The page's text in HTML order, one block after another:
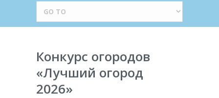
Конкурс огородов
«Лучший огород
2026»